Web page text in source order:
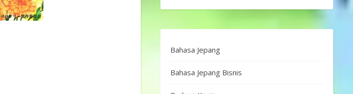
Bahasa Jepang
Bahasa Jepang Bisnis